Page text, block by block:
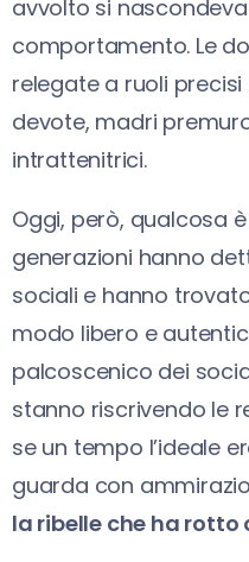
avvolto si
comportamento. Le
relegate a ruoli
devote, madri
intrattenitrici.
Oggi, però, qualcosa
generazioni hanno
sociali e hanno
modo libero e
palcoscenico dei
stanno riscrivendo le
se un tempo l’ideale
guarda con
la ribelle che ha rotto